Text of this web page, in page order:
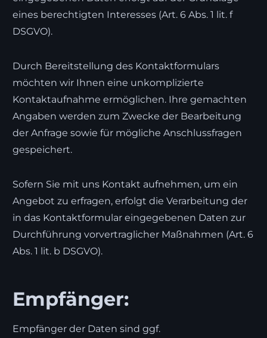
eines berechtigten Interesses (Art. 6 Abs. 1 lit. f
DSGVO).
Durch Bereitstellung des Kontaktformulars
möchten wir Ihnen eine unkomplizierte
Kontaktaufnahme ermöglichen. Ihre gemachten
Angaben werden zum Zwecke der Bearbeitung
der Anfrage sowie für mögliche Anschlussfragen
gespeichert.
Sofern Sie mit uns Kontakt aufnehmen, um ein
Angebot zu erfragen, erfolgt die Verarbeitung der
in das Kontaktformular eingegebenen Daten zur
Durchführung vorvertraglicher Maßnahmen (Art. 6
Abs. 1 lit. b DSGVO).
Empfänger:
Empfänger der Daten sind ggf.